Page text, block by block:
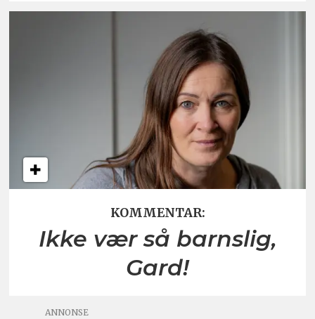
KOMMENTAR:
Ikke vær så barnslig,
Gard!
ANNONSE